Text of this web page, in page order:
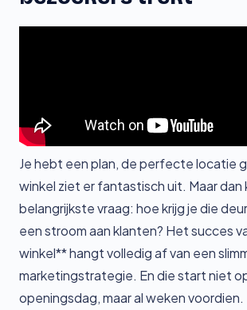
Je hebt een plan, de perfecte locatie
winkel ziet er fantastisch uit. Maar dan
belangrijkste vraag: hoe krijg je die
een stroom aan klanten? Het succes
winkel** hangt volledig af van een
marketingstrategie. En die start niet
openingsdag, maar al weken voordien.